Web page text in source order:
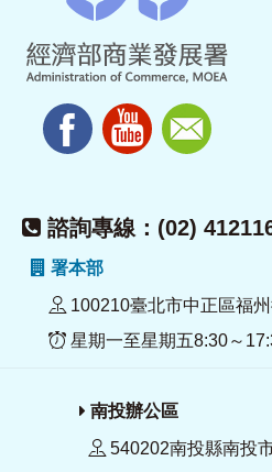
諮詢專線：(02)
署本部
100210臺北市中正區福
星期一至星期五8:30～
南投辦公區
540202南投縣南投